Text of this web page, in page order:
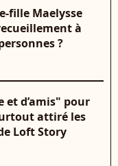
fille Maelysse
à
?
et d’amis" pour
attiré les
Loft Story